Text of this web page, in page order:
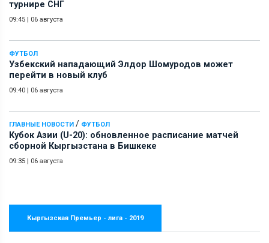
турнире СНГ
09:45 | 06 августа
ФУТБОЛ
Узбекский нападающий Элдор Шомуродов может
перейти в новый клуб
09:40 | 06 августа
ГЛАВНЫЕ НОВОСТИ / ФУТБОЛ
Кубок Азии (U-20): обновленное расписание матчей
сборной Кыргызстана в Бишкеке
09:35 | 06 августа
Кыргызская Премьер - лига - 2019